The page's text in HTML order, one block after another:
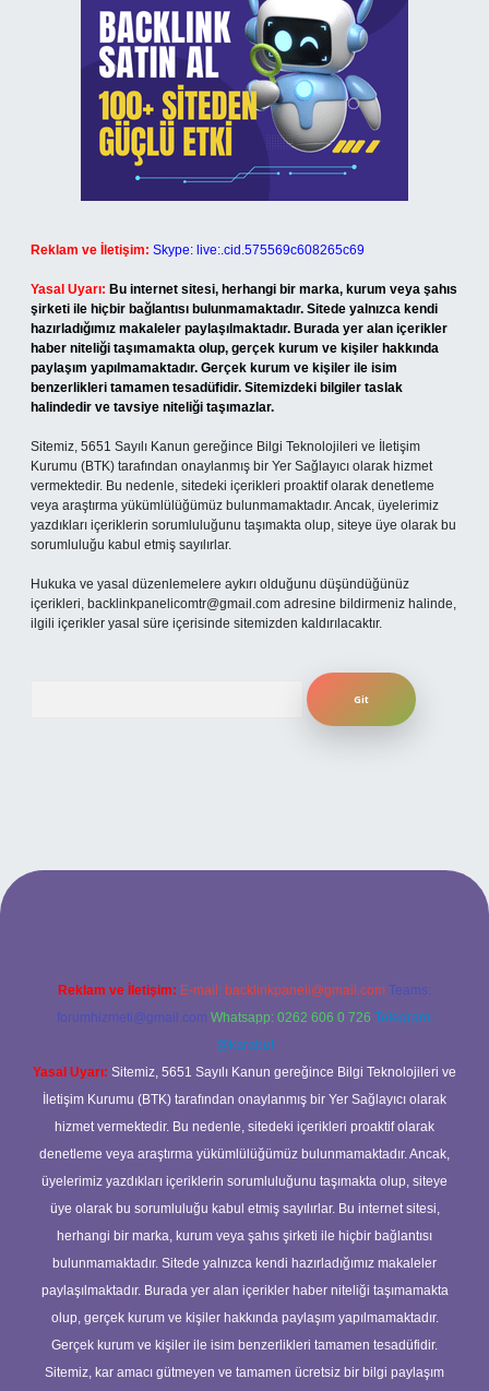
Reklam ve İletişim: Skype: live:.cid.575569c608265c69
Yasal Uyarı: Bu internet sitesi, herhangi bir marka, kurum veya şahıs
şirketi ile hiçbir bağlantısı bulunmamaktadır. Sitede yalnızca kendi
hazırladığımız makaleler paylaşılmaktadır. Burada yer alan içerikler
haber niteliği taşımamakta olup, gerçek kurum ve kişiler hakkında
paylaşım yapılmamaktadır. Gerçek kurum ve kişiler ile isim
benzerlikleri tamamen tesadüfidir. Sitemizdeki bilgiler taslak
halindedir ve tavsiye niteliği taşımazlar.
Sitemiz, 5651 Sayılı Kanun gereğince Bilgi Teknolojileri ve İletişim
Kurumu (BTK) tarafından onaylanmış bir Yer Sağlayıcı olarak hizmet
vermektedir. Bu nedenle, sitedeki içerikleri proaktif olarak denetleme
veya araştırma yükümlülüğümüz bulunmamaktadır. Ancak, üyelerimiz
yazdıkları içeriklerin sorumluluğunu taşımakta olup, siteye üye olarak bu
sorumluluğu kabul etmiş sayılırlar.
Hukuka ve yasal düzenlemelere aykırı olduğunu düşündüğünüz
içerikleri, backlinkpanelicomtr@gmail.com adresine bildirmeniz halinde,
ilgili içerikler yasal süre içerisinde sitemizden kaldırılacaktır.
giriş
Reklam ve İletişim: E-mail: backlinkpaneli@gmail.com Teams:
forumhizmeti@gmail.com Whatsapp: 0262 606 0 726 Telegram:
@karabul
Yasal Uyarı: Sitemiz, 5651 Sayılı Kanun gereğince Bilgi Teknolojileri ve
İletişim Kurumu (BTK) tarafından onaylanmış bir Yer Sağlayıcı olarak
hizmet vermektedir. Bu nedenle, sitedeki içerikleri proaktif olarak
denetleme veya araştırma yükümlülüğümüz bulunmamaktadır. Ancak,
üyelerimiz yazdıkları içeriklerin sorumluluğunu taşımakta olup, siteye
üye olarak bu sorumluluğu kabul etmiş sayılırlar. Bu internet sitesi,
herhangi bir marka, kurum veya şahıs şirketi ile hiçbir bağlantısı
bulunmamaktadır. Sitede yalnızca kendi hazırladığımız makaleler
paylaşılmaktadır. Burada yer alan içerikler haber niteliği taşımamakta
olup, gerçek kurum ve kişiler hakkında paylaşım yapılmamaktadır.
Gerçek kurum ve kişiler ile isim benzerlikleri tamamen tesadüfidir.
Sitemiz, kar amacı gütmeyen ve tamamen ücretsiz bir bilgi paylaşım